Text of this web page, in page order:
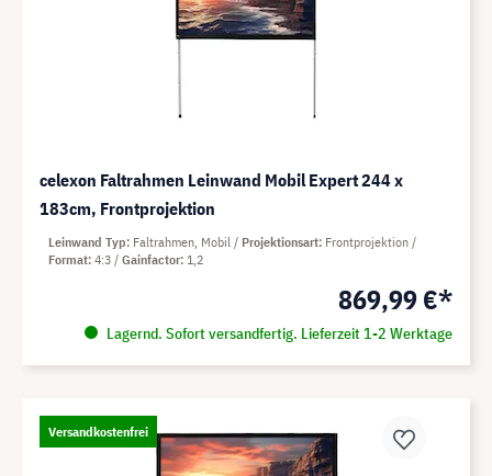
celexon Faltrahmen Leinwand Mobil Expert 244 x
183cm, Frontprojektion
869,99 €*
Lagernd. Sofort versandfertig. Lieferzeit 1-2 Werktage
Leinwand Typ Faltrahmen, Mobil Projektionsart Frontprojektion
Format 4:3 Gainfactor 1,2
Versandkostenfrei